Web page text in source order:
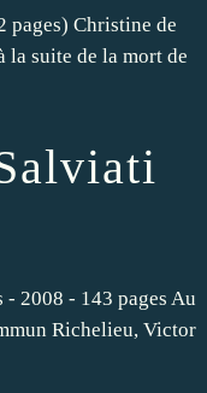
pages) Christine de
la suite de la mort de
2008 - 143 pages Au
Richelieu, Victor